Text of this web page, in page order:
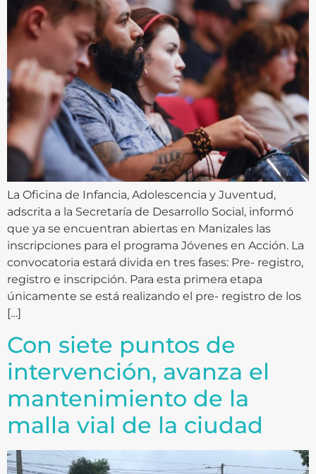
La Oficina de Infancia, Adolescencia y Juventud,
adscrita a la Secretaría de Desarrollo Social, informó
que ya se encuentran abiertas en Manizales las
inscripciones para el programa Jóvenes en Acción. La
convocatoria estará divida en tres fases: Pre- registro,
registro e inscripción. Para esta primera etapa
únicamente se está realizando el pre- registro de los
[…]
Con siete puntos de
intervención, avanza el
mantenimiento de la
malla vial de la ciudad